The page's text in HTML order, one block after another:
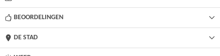
BEOORDELINGEN
DE STAD